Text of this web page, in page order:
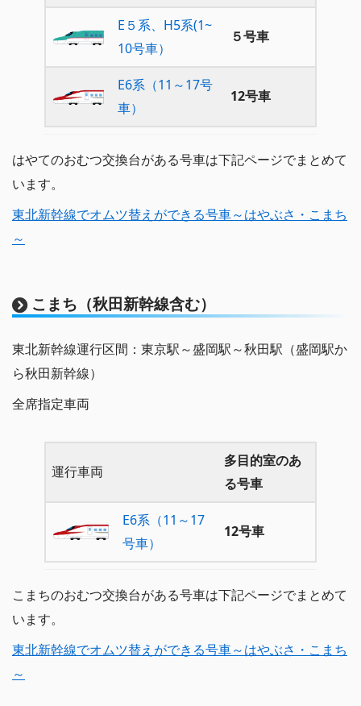
E５系、H5系(1~
10号車）
５号車
E6系（11～17号
車）
12号車
はやてのおむつ交換台がある号車は下記ページでまとめて
います。
東北新幹線でオムツ替えができる号車～はやぶさ・こまち
～
こまち（秋田新幹線含む）
東北新幹線運行区間：東京駅～盛岡駅～秋田駅（盛岡駅か
ら秋田新幹線）
全席指定車両
運行車両
多目的室のあ
る号車
E6系（11～17
号車）
12号車
こまちのおむつ交換台がある号車は下記ページでまとめて
います。
東北新幹線でオムツ替えができる号車～はやぶさ・こまち
～